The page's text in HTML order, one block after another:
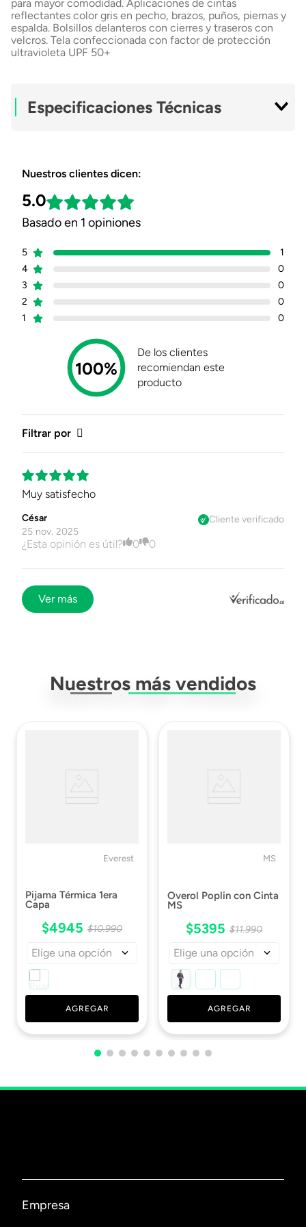
para mayor comodidad. Aplicaciones de cintas
reflectantes color gris en pecho, brazos, puños, piernas y
espalda. Bolsillos delanteros con cierres y traseros con
velcros. Tela confeccionada con factor de protección
ultravioleta UPF 50+
Especificaciones Técnicas
Material Interior
Ficha Técnica
Certificado Caltex
Nuestros clientes dicen:
5.0
Basado en 1 opiniones
1 0
2 0
3 0
4 0
5 1
100%
De los clientes
recomiendan este
producto
Filtrar por
Muy satisfecho
¿Esta opinión es útil? 0 0
César
Cliente verificado
25 nov. 2025
Ver más
Nuestros más vendidos
Everest
Pijama Térmica 1era
Capa
$4945 $10.990
Elige una opción
AGREGAR
MS
Overol Poplin con Cinta
MS
$5395 $11.990
Elige una opción
AGREGAR
Empresa